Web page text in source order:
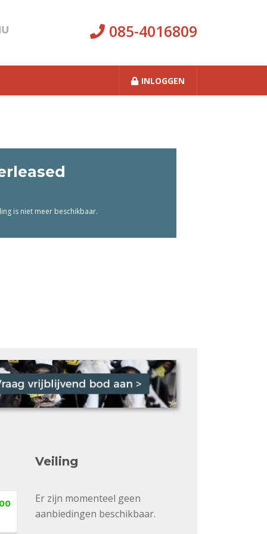
085-4016809
INLOGGEN
is niet meer beschikbaar.
Veiling
Er zijn momenteel geen
aanbiedingen beschikbaar.